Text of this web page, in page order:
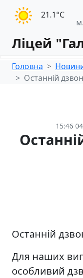
21.1°С
Ліцей
Головна
Останній
15:46
Останній
Для наших
особливий